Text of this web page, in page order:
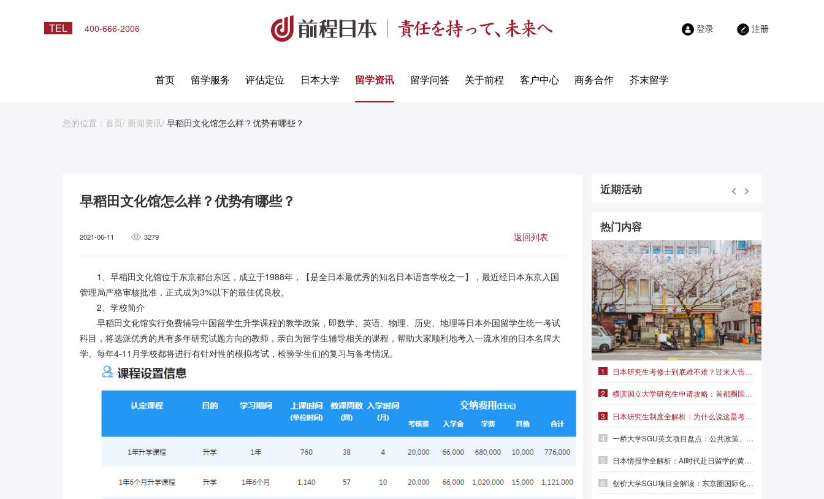
TEL 400-666-2006 登录 注册
首页 留学服务 评估定位 日本大学 留学资讯 留学问答 关于前程 客户中心 商务合作 芥末留学
您的位置： 首页/ 新闻资讯/ 早稻田文化馆怎么样？优势有哪些？
早稻田文化馆怎么样？优势有哪些？
2021-06-11 3279 返回列表
1、 早稻田文化馆位于东京都台东区，成立于1988年，【是全日本最优秀的知名日本语言学校之一】，最近经日本东京入国
管理局严格审核批准，正式成为3%以下的最佳优良校。
2、学校简介
早稻田文化馆实行免费辅导中国留学生升学课程的教学政策，即数学、英语、物理、历史、地理等日本外国留学生统一考试
科目，将选派优秀的具有多年研究试题方向的教师，亲自为留学生辅导相关的课程，帮助大家顺利地考入一流水准的日本名牌大
学。每年4-11月学校都将进行有针对性的模拟考试，检验学生们的复习与备考情况。
近期活动
热门内容
1 日本研究生考修士到底难不难？过来人告诉你真实难度|前程日本留学
2 横滨国立大学研究生申请攻略：首都圈国立名校，学费仅2.3万/年
3 日本研究生制度全解析：为什么说这是考修士最稳妥的路径？
4 一桥大学SGU英文项目盘点：公共政策、外交事务、MBA三大方向
5 日本情报学全解析：AI时代赴日留学的黄金赛道|前程日本留学
6 创价大学SGU项目全解读：东京圈国际化名校，本科/硕士/博士英文授课